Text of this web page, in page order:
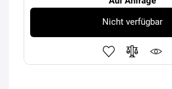
Nicht verfügbar